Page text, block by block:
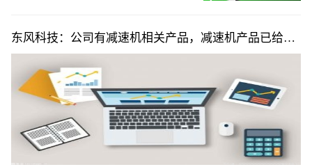
东风科技：公司有减速机相关产品，减速机产品已给东
风启辰、东风乘用车等客户进行量产化交付